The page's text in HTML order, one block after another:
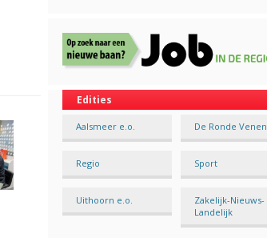
Edities
Aalsmeer e.o. De Ronde Venen
Regio Sport
Uithoorn e.o.
Zakelijk-Nieuws-
Landelijk